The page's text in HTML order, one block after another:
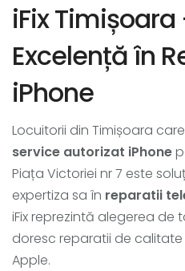
iFix
Excelență în
iPhone
Locuitorii din Timișoara
service autorizat iPhone
Piața Victoriei nr 7 este
expertiza sa în reparatii
iFix reprezintă alegerea de
doresc reparatii de
Apple.